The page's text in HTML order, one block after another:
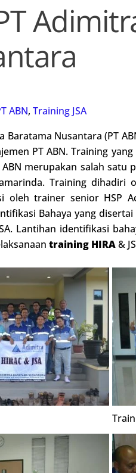
ABN, Training JSA
Nusantara (PT
PT ABN. Training
merupakan salah
Training dihadiri
trainer senior HSP
Bahaya yang
Lantihan identifikasi
training HIRA&